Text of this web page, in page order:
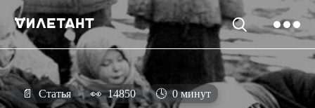
📄 Статья 👀 14850 🕓 0 минут